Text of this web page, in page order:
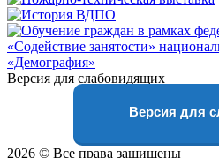
Версия для слабовидящих
Версия для
2026 © Все права защищены